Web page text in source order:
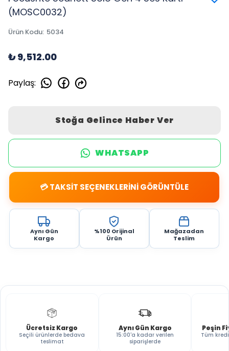
(MOSC0032)
Ürün Kodu: 5034
₺ 9,512.00
Paylaş:
Stoğa Gelince Haber Ver
WHATSAPP
💳 TAKSİT SEÇENEKLERİNİ GÖRÜNTÜLE
Aynı Gün
Kargo
%100 Orijinal
Ürün
Mağazadan
Teslim
Ücretsiz Kargo
Seçili ürünlerde bedava
teslimat
Aynı Gün Kargo
15:00'a kadar verilen
siparişlerde
Peşin
Tüm